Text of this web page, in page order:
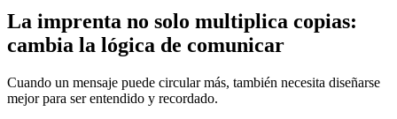
La imprenta no solo multiplica copias:
cambia la lógica de comunicar
Cuando un mensaje puede circular más, también necesita diseñarse
mejor para ser entendido y recordado.